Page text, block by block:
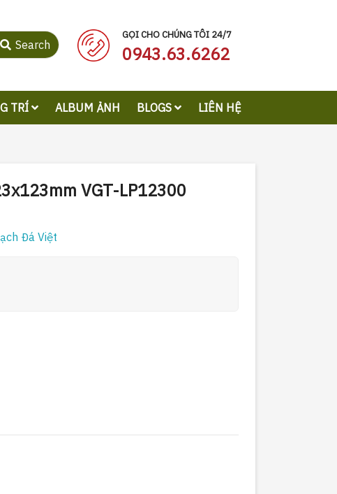
Search
GỌI CHO CHÚNG TÔI 24/7
0943.63.6262
TRÍ ALBUM ẢNH BLOGS LIÊN HỆ
VGT-LP12300
Đá Việt